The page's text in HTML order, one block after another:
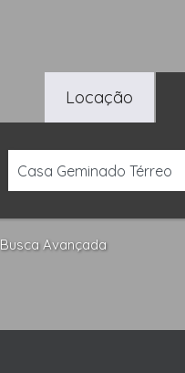
Locação
Casa Geminado Térreo
Busca Avançada